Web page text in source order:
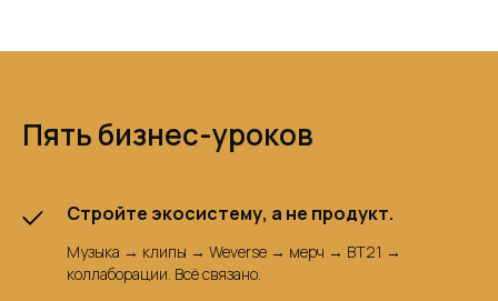
Пять бизнес-уроков
Стройте экосистему, а не продукт.
Музыка → клипы → Weverse → мерч → BT21 →
коллаборации. Всё связано.